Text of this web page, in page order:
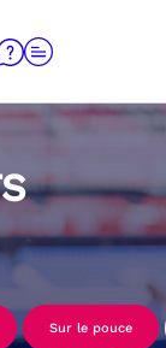
Sur le pouce